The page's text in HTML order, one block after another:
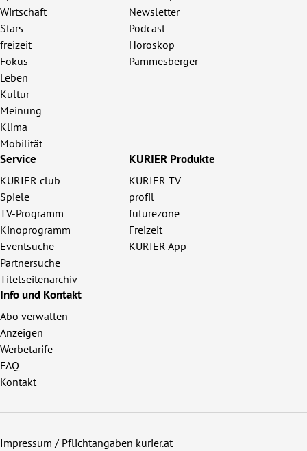
Wirtschaft
Stars
freizeit
Fokus
Leben
Kultur
Meinung
Klima
Mobilität
Newsletter
Podcast
Horoskop
Pammesberger
Service
KURIER club
Spiele
TV-Programm
Kinoprogramm
Eventsuche
Partnersuche
Titelseitenarchiv
KURIER Produkte
KURIER TV
profil
futurezone
Freizeit
KURIER App
Info und Kontakt
Abo verwalten
Anzeigen
Werbetarife
FAQ
Kontakt
Impressum / Pflichtangaben kurier.at